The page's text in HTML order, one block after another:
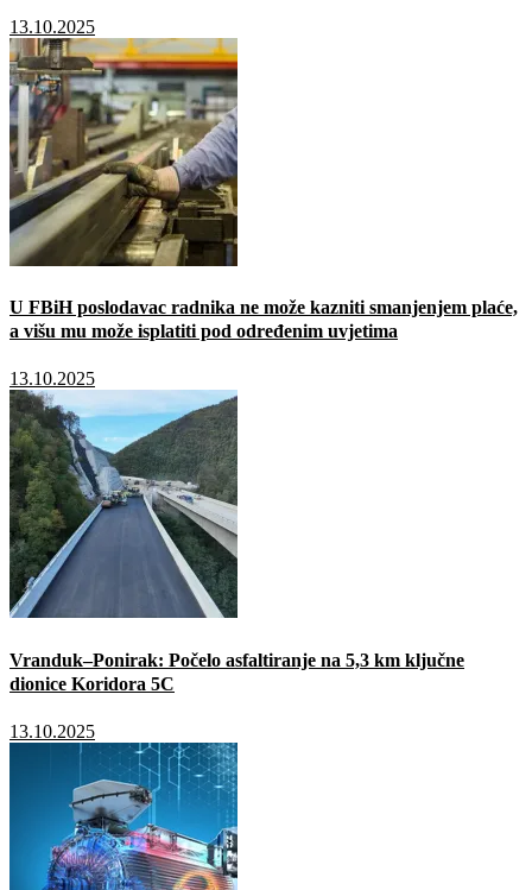
13.10.2025
U FBiH poslodavac radnika ne može kazniti smanjenjem plaće,
a višu mu može isplatiti pod određenim uvjetima
13.10.2025
Vranduk–Ponirak: Počelo asfaltiranje na 5,3 km ključne
dionice Koridora 5C
13.10.2025